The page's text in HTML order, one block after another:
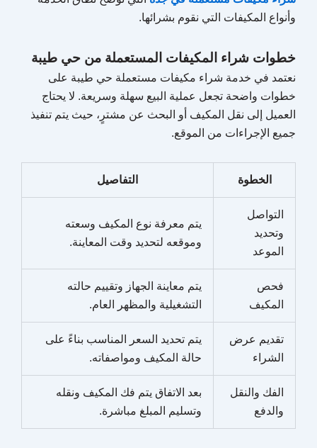
وأنواع المكيفات التي نقوم بشرائها.
خطوات شراء المكيفات المستعملة من حي طيبة
نعتمد في خدمة شراء مكيفات مستعملة حي طيبة على
خطوات واضحة تجعل عملية البيع سهلة وسريعة. لا يحتاج
العميل إلى نقل المكيف أو البحث عن مشترٍ، حيث يتم تنفيذ
جميع الإجراءات من الموقع.
الخطوة التفاصيل
التواصل
وتحديد
الموعد
يتم معرفة نوع المكيف وسعته
وموقعه لتحديد وقت المعاينة.
فحص
المكيف
يتم معاينة الجهاز وتقييم حالته
التشغيلية والمظهر العام.
تقديم عرض
الشراء
يتم تحديد السعر المناسب بناءً على
حالة المكيف ومواصفاته.
الفك والنقل
والدفع
بعد الاتفاق يتم فك المكيف ونقله
وتسليم المبلغ مباشرة.